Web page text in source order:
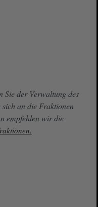
Sie der Verwaltung des
an die Fraktionen
empfehlen wir die